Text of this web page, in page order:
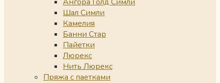
Шал Симли
Камелия
Банни Стар
Пайетки
Люрекс
Нить Люрекс
Пряжа с паетками